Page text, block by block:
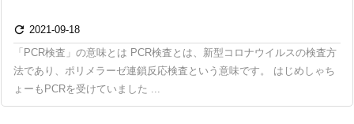
 2021-09-18
「PCR検査」の意味とは PCR検査とは、新型コロナウイルスの検査方
法であり、ポリメラーゼ連鎖反応検査という意味です。 はじめしゃち
ょーもPCRを受けていました ...